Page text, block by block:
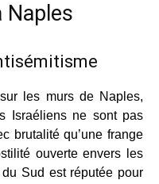
Naples
les murs de Naples,
Israéliens ne sont pas
brutalité qu’une frange
ouverte envers les
Sud est réputée pour